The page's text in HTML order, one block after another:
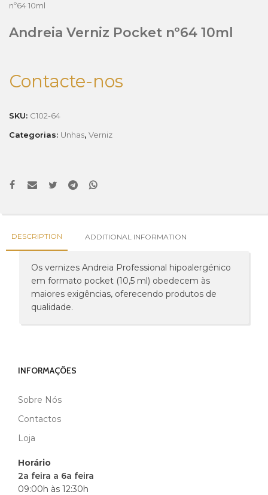
nº64 10ml
Andreia Verniz Pocket nº64 10ml
Contacte-nos
SKU: C102-64
Categorias: Unhas, Verniz
DESCRIPTION ADDITIONAL INFORMATION
Os vernizes Andreia Professional hipoalergénico
em formato pocket (10,5 ml) obedecem às
maiores exigências, oferecendo produtos de
qualidade.
INFORMAÇÕES
Sobre Nós
Contactos
Loja
Horário
2a feira a 6a feira
09:00h às 12:30h